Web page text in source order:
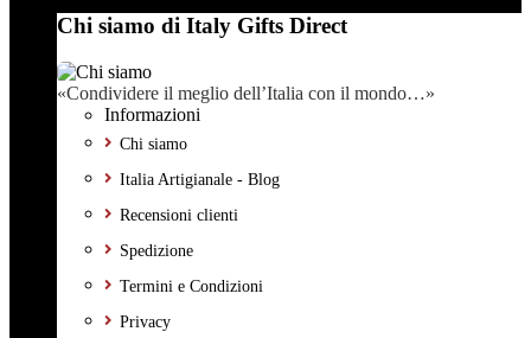
Chi siamo di Italy Gifts Direct
«Condividere il meglio dell’Italia con il mondo…»
Informazioni
Chi siamo
Italia Artigianale - Blog
Recensioni clienti
Spedizione
Termini e Condizioni
Privacy